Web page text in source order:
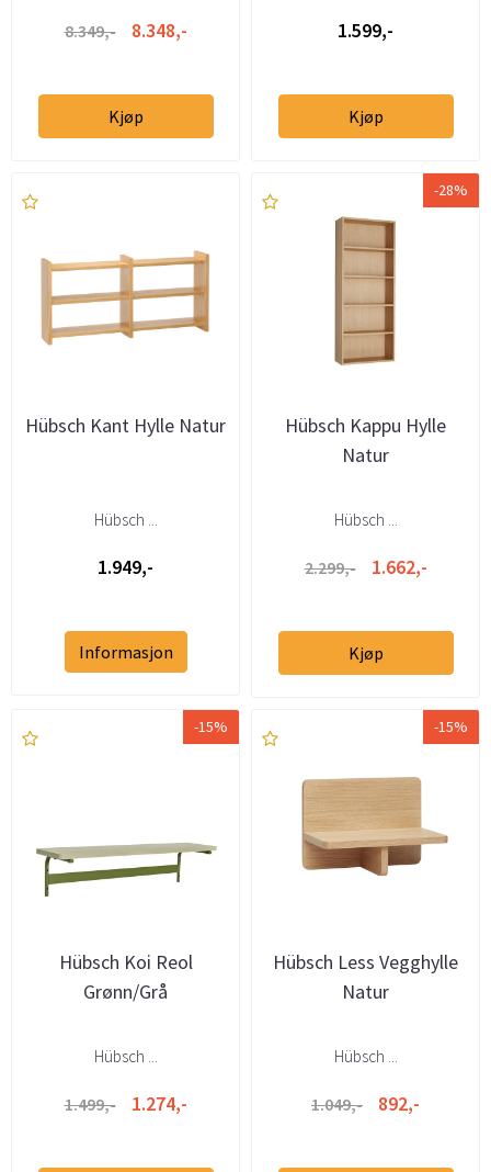
8.349,- 8.348,-
Kjøp
1.599,-
Kjøp
Hübsch Kant Hylle Natur
Hübsch ...
1.949,-
Informasjon
-28%
Hübsch Kappu Hylle
Natur
Hübsch ...
2.299,- 1.662,-
Kjøp
-15%
Hübsch Koi Reol
Grønn/Grå
Hübsch ...
1.499,- 1.274,-
-15%
Hübsch Less Vegghylle
Natur
Hübsch ...
1.049,- 892,-